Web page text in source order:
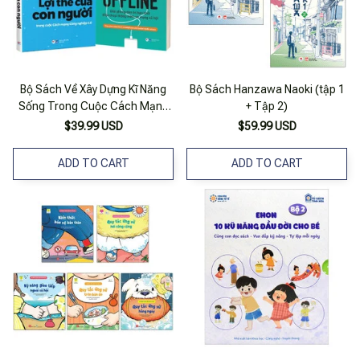
Bộ Sách Về Xây Dựng Kĩ Năng
Sống Trong Cuộc Cách Mạng
4.0 (Bộ 2 Cuốn)
$39.99 USD
ADD TO CART
Bộ Sách Hanzawa Naoki (tập 1
+ Tập 2)
$59.99 USD
ADD TO CART